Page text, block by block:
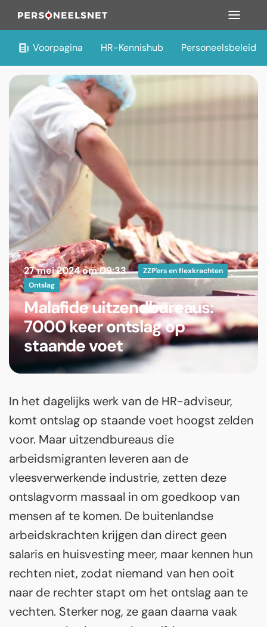
Voorpagina HR-Kennishub Personeelsbeleid
27 mei 2024 om 09:33
ZZP'ers en flexkrachten
Ontslag
Malafide uitzendbureaus:
7000 keer ontslag op
staande voet
In het dagelijks werk van de HR-adviseur,
komt ontslag op staande voet hoogst zelden
voor. Maar uitzendbureaus die
arbeidsmigranten leveren aan de
vleesverwerkende industrie, zetten deze
ontslagvorm massaal in om goedkoop van
mensen af te komen. De buitenlandse
arbeidskrachten krijgen dan direct geen
salaris en huisvesting meer, maar kennen hun
rechten niet, zodat niemand van hen ooit
naar de rechter stapt om het ontslag aan te
vechten. Sterker nog, ze gaan daarna vaak